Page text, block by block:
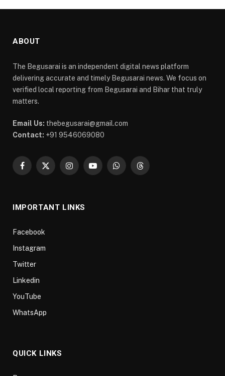
ABOUT
The Begusarai is an independent digital news platform
delivering accurate and timely Begusarai news. We focus on
verified local reporting from Begusarai and Bihar that truly
matters.
Email Us: thebegusarai@gmail.com
Contact: +91 9546069080
Facebook
X
InstagramYouTubeWhatsAppThreads
IMPORTANT LINKS
Facebook
Instagram
Twitter
Linkedin
YouTube
WhatsApp
QUICK LINKS